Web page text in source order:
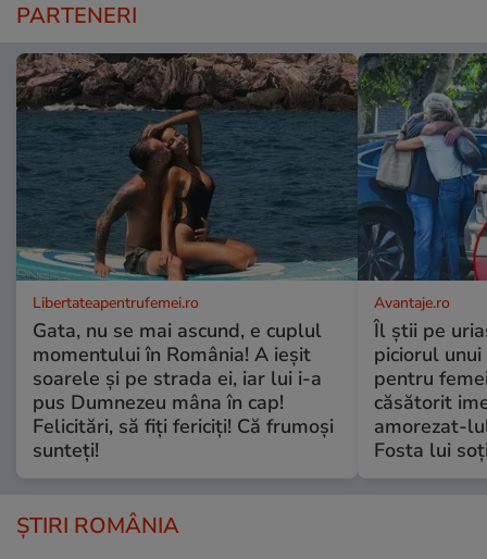
PARTENERI
Libertateapentrufemei.ro
Gata, nu se mai ascund, e cuplul
momentului în România! A ieșit
soarele și pe strada ei, iar lui i-a
pus Dumnezeu mâna în cap!
Felicitări, să fiți fericiți! Că frumoși
sunteți!
Avantaje.ro
Îl știi pe
piciorul
pentru
căsătorit
amorezat-
Fosta lui
ȘTIRI ROMÂNIA